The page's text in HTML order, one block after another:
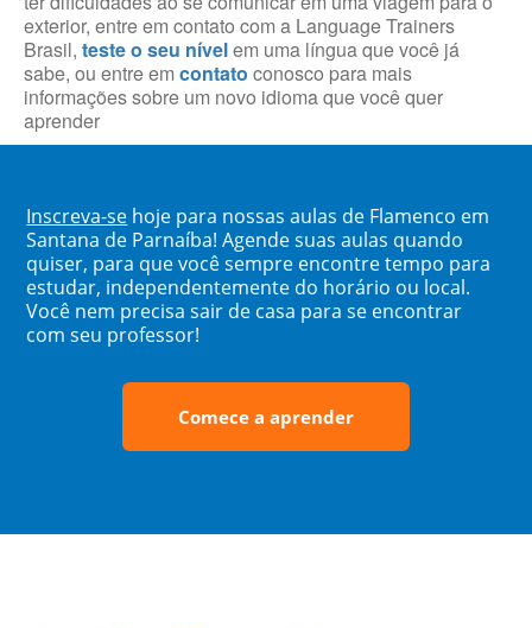
exterior, entre em contato com a Language Trainers
Brasil, teste o seu nívelem uma língua que você já
sabe, ou entre em contato conosco para mais
informações sobre um novo idioma que você quer
aprender
Inscreva-se hoje para nossas aulas de Flamenco em
Santana de Parnaíba! Agende suas aulas quando
quiser, para que você sempre encontre tempo para
estudar, independentemente do horário ou local.
Você nem precisa sair de casa para se encontrar
com seu professor!
Comece a aprender